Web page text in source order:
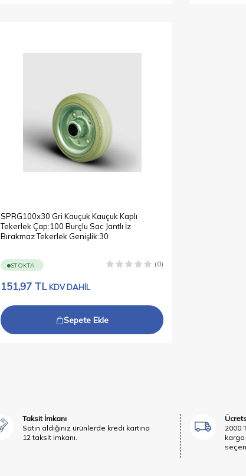
SPRG100x30 Gri Kauçuk Kauçuk Kaplı
Tekerlek Çap:100 Burçlu Sac Jantlı İz
Bırakmaz Tekerlek Genişlik:30
STOKTA (0)
151,97 TL KDV DAHİL
Sepete Ekle
Taksit İmkanı
Satın aldığınız ürünlerde kredi kartına
12 taksit imkanı.
2000
kargo